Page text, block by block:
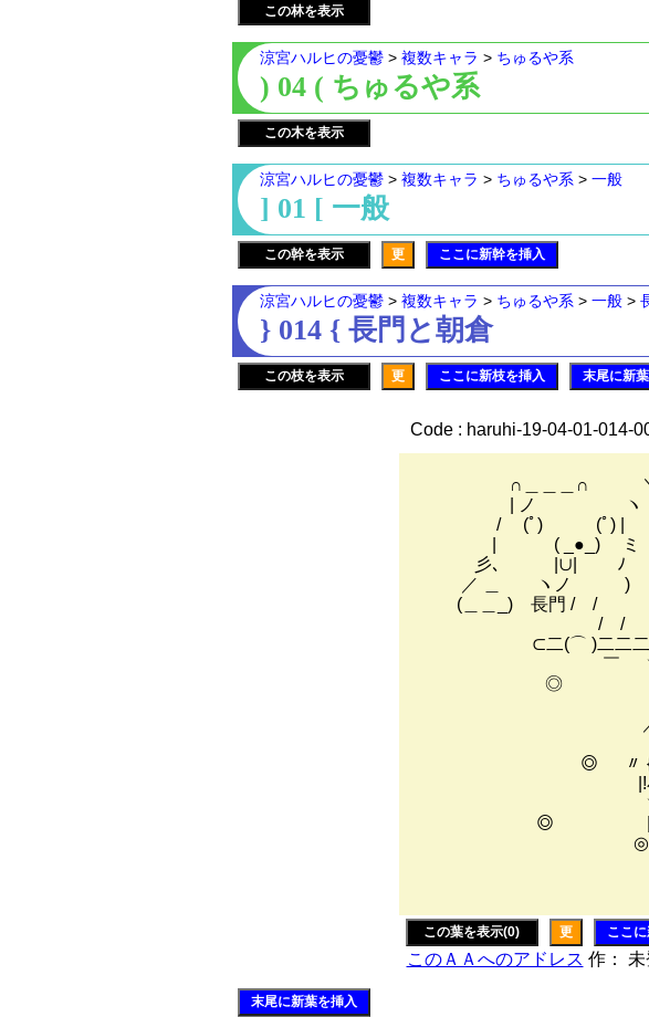
この林を表示
涼宮ハルヒの憂鬱 > 複数キャラ > ちゅるや系
) 04 ( ちゅるや系
この木を表示
涼宮ハルヒの憂鬱 > 複数キャラ > ちゅるや系 > 一般
] 01 [ 一般
この幹を表示 更 ここに新幹を挿入
涼宮ハルヒの憂鬱 > 複数キャラ > ちゅるや系 > 一般 >
} 014 { 長門と朝倉
この枝を表示 更 ここに新枝を挿入 末尾に新
Code : haruhi-19-04-01-014-
∩＿＿＿∩ ＼
| ノ ヽ ＼
/ (ﾟ) (ﾟ) | ヽ ヽ
| ( _●_)
彡､ |∪|
／ ＿ ヽノ
(＿＿_) 長門 / /
/ /
⊂二(⌒ )二二二
￣ ヽ∴。|;::::',
◎ -:'ヾ
／ ￣'´
／ ｀´
//, '///｀´|
◎ 〃 {_{ ﾚ| ﾚ
|!小 ｌ━
ヽ| | ○ ○
◎ | |ﾍ⊃ ､_,､
◎| |/⌒l,､ __,
|./ /::|三/
|| l ヾ∨:::/
この葉を表示(0) 更 ここ
このＡＡへのアドレス 作：
末尾に新葉を挿入